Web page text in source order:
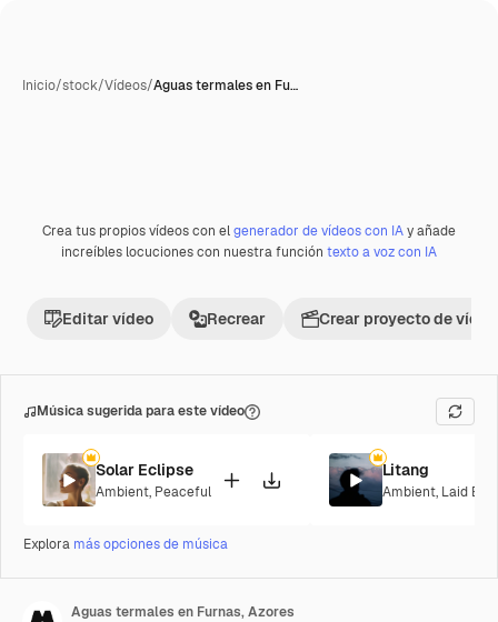
Inicio/stock/Vídeos/Aguas termales en Fu…
Crea tus propios vídeos con elgenerador de vídeos con IAy añade
increíbles locuciones con nuestra función texto a voz con IA
Editar vídeo Recrear Crear proyecto de vídeo
Música sugerida para este vídeo
Solar Eclipse
Ambient, Peaceful
Litang
Ambient, Laid
Explora más opciones de música
Aguas termales en Furnas, Azores